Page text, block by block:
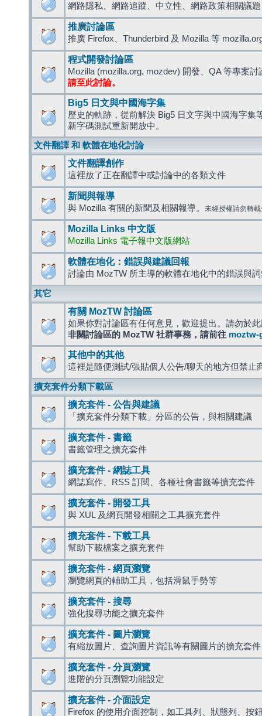
網路隱私、網路追蹤、中立性、網路政策相關議題
推廣討論區
推廣 Firefox、Thunderbird 及 Mozilla 等
程式開發討論區
Mozilla (mozilla.org, mozdev) 開發、QA 等專案討
請至此討論。
Big5 日文與中國海字集
歷史的軌跡，從前解決 Big5 日文字與中國海字集
新字碼測試重新開放中。
文件翻譯 和 軟體在地化討論
文件翻譯創作
這裡放了正在翻譯中或討論中的各類文件
新聞與報導
與 Mozilla 有關的新聞及相關報導。 未經授權請勿轉
Mozilla Links 中文版
Mozilla Links 電子報中文版網站
軟體在地化：錯誤與建議回報
討論由 MozTW 所主導的軟體在地化中的錯誤與
其它
有關 MozTW 討論區
如果你對討論區有任何意見，歡迎提出。請勿於
非關討論區的 MozTW 社群事務，請前往 moztw-
其他中的其他
這裡是隨便測試/張貼個人公告/聊天的地方但禁止
擴充套件分類下載區
擴充套件 - 公告與建議
「擴充套件分類下載」分區的公告，與相關建議
擴充套件 - 書籤
書籤管理之擴充套件
擴充套件 - 網誌工具
網誌寫作、RSS 訂閱、各種社會書籤等擴充套件
擴充套件 - 開發工具
與 XUL 及網頁開發相關之工具擴充套件
擴充套件 - 下載工具
幫助下載檔案之擴充套件
擴充套件 - 網頁瀏覽
瀏覽網頁的輔助工具，包括滑鼠手勢等
擴充套件 - 搜尋
強化搜尋功能之擴充套件
擴充套件 - 圖片瀏覽
有縮放圖片、查詢圖片資訊等有關圖片的擴充套件
擴充套件 - 分頁瀏覽
進階的分頁瀏覽功能設定
擴充套件 - 介面設定
Firefox 的使用介面控制，如工具列、狀態列、按